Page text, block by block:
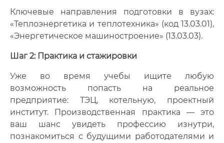
Ключевые направления подготовки в вузах:
«Теплоэнергетика и теплотехника» (код 13.03.01),
«Энергетическое машиностроение» (13.03.03).
Шаг 2: Практика и стажировки
Уже во время учебы ищите любую
возможность попасть на реальное
предприятие: ТЭЦ, котельную, проектный
институт. Производственная практика — это
ваш шанс увидеть профессию изнутри,
познакомиться с будущими работодателями и